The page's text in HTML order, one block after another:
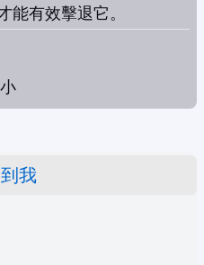
能有效擊退它。
我